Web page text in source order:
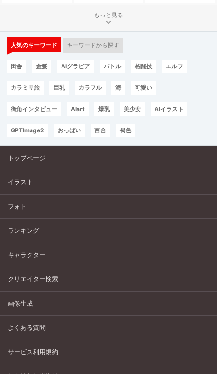
もっと見る
人気のキーワード キーワードから探す
田舎 金髪 AIグラビア バトル 格闘技 エルフ
カラミリ旅 巨乳 カラフル 海 可愛い
街角インタビュー AIart 爆乳 美少女 AIイラスト
GPTImage2 おっぱい 百合 褐色
トップページ
イラスト
フォト
ランキング
キャラクター
クリエイター検索
画像生成
よくある質問
サービス利用規約